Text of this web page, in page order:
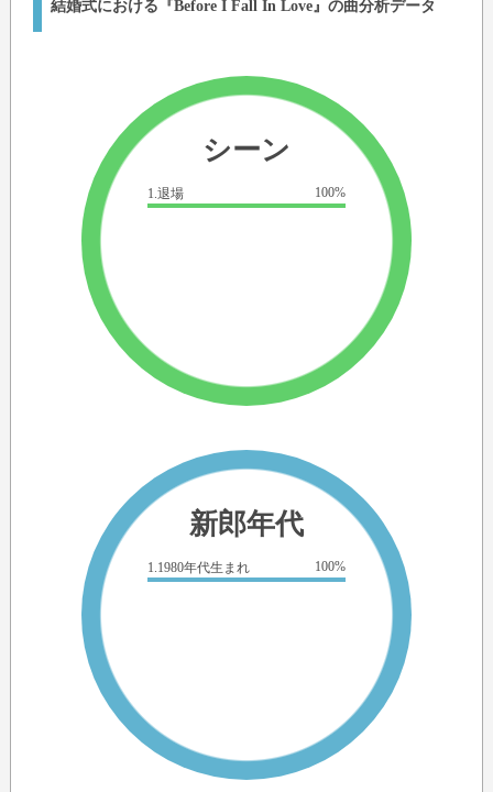
結婚式における『Before I Fall In Love』の曲分析データ
シーン
1.退場 100%
新郎年代
1.1980年代生まれ 100%